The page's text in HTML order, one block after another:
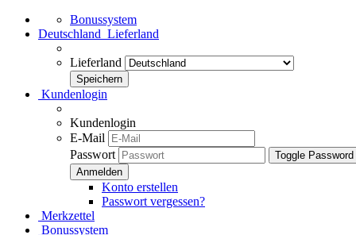
Bonussystem
Deutschland Lieferland
Lieferland
Kundenlogin
Kundenlogin
E-Mail
Passwort
Toggle
Konto erstellen
Passwort vergessen?
Merkzettel
Bonussystem